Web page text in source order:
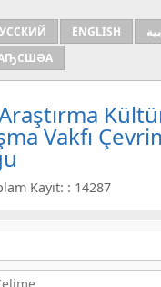
ENGLISH
Vakfı
Kayıt: : 14287